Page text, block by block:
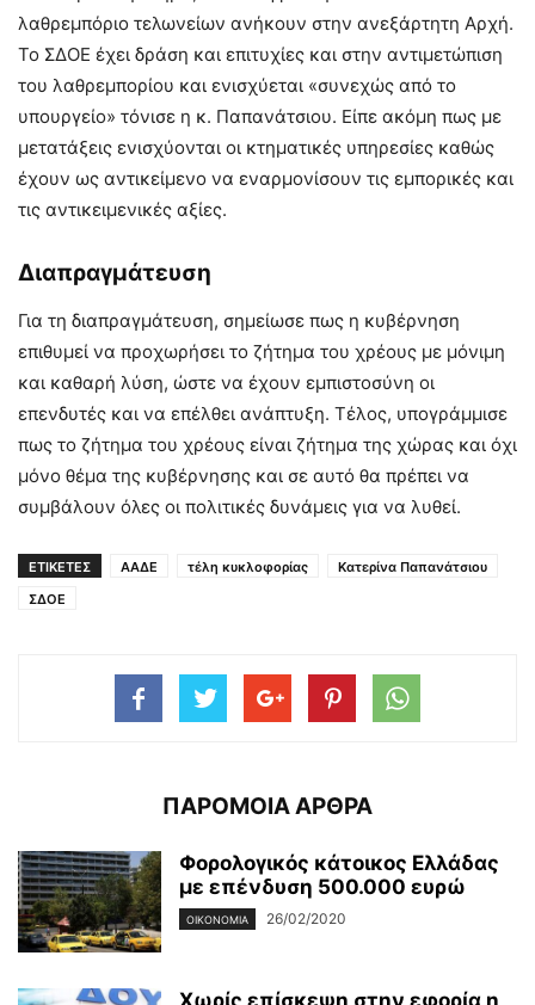
λαθρεμπόριο τελωνείων ανήκουν στην ανεξάρτητη Αρχή.
Το ΣΔΟΕ έχει δράση και επιτυχίες και στην αντιμετώπιση
του λαθρεμπορίου και ενισχύεται «συνεχώς από το
υπουργείο» τόνισε η κ. Παπανάτσιου. Είπε ακόμη πως με
μετατάξεις ενισχύονται οι κτηματικές υπηρεσίες καθώς
έχουν ως αντικείμενο να εναρμονίσουν τις εμπορικές και
τις αντικειμενικές αξίες.
Διαπραγμάτευση
Για τη διαπραγμάτευση, σημείωσε πως η κυβέρνηση
επιθυμεί να προχωρήσει το ζήτημα του χρέους με μόνιμη
και καθαρή λύση, ώστε να έχουν εμπιστοσύνη οι
επενδυτές και να επέλθει ανάπτυξη. Τέλος, υπογράμμισε
πως το ζήτημα του χρέους είναι ζήτημα της χώρας και όχι
μόνο θέμα της κυβέρνησης και σε αυτό θα πρέπει να
συμβάλουν όλες οι πολιτικές δυνάμεις για να λυθεί.
ΕΤΙΚΕΤΕΣ ΑΑΔΕ τέλη κυκλοφορίας
Κατερίνα Παπανάτσιου
ΣΔΟΕ
ΠΑΡΟΜΟΙΑ ΑΡΘΡΑ
Φορολογικός κάτοικος Ελλάδας
με επένδυση 500.000 ευρώ
ΟΙΚΟΝΟΜΊΑ 26/02/2020
Χωρίς επίσκεψη στην εφορία η